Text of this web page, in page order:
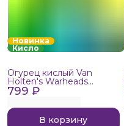
Новинка
Кисло
799 ₽
Огурец кислый Van
Holten's Warheads
Extreme Sour, 140г
В корзину